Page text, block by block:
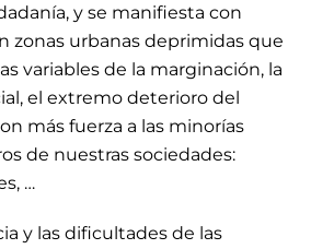
y se manifiesta con
zonas urbanas deprimidas que
variables de la marginación, la
el extremo deterioro del
más fuerza a las minorías
de nuestras sociedades:
…
y las dificultades de las